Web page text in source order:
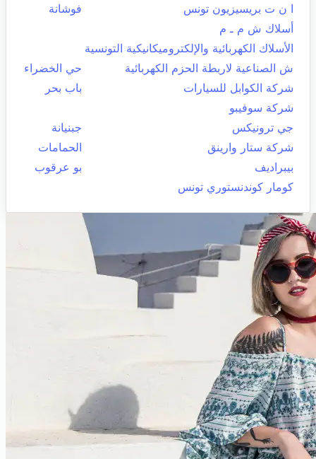
ا ن ت بريسيزيون تونس
فوشانة
أسلاك ش م ـ م
الأسلاك الكهربائية والإلكتروميكانيكية التونسية
ش الصناعية لاربطة الحزم الكهربائية
حي الخضراء
شركة الكوابل للسيارات
باب بحر
شركة سوفيبو
جي ترونيكس
جبنيانة
شركة ستار وارينق
الحمامات
بيبراديف
بو عرقوب
كومار كوندنستوري تونس